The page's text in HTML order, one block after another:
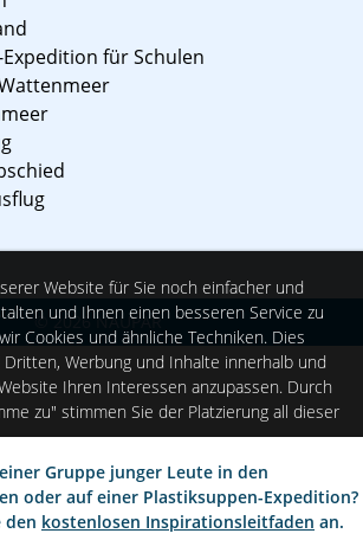
für Schulen
©2026 NAUPAR
Gruppe junger Leute in den
oder auf einer Plastiksuppen-Expedition?
den kostenlosen Inspirationsleitfaden an.
Website für Sie noch einfacher und
und Ihnen einen besseren Service zu
Cookies und ähnliche Techniken. Dies
Werbung und Inhalte innerhalb und
Ihren Interessen anzupassen. Durch
zu" stimmen Sie der Platzierung all dieser
zu Einstellungen